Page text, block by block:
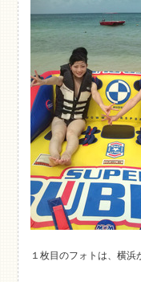
１枚目のフォトは、横浜